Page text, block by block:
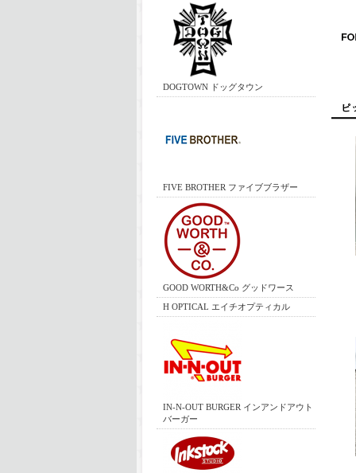
DOGTOWN ドッグタウン
FIVE BROTHER ファイブブラザー
GOOD WORTH&Co グッドワース
H OPTICAL エイチオプティカル
IN-N-OUT BURGER インアンドアウト
バーガー